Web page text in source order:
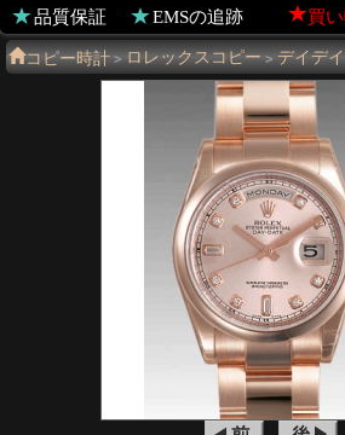
品質保証
EMSの追跡 買
コピー時計 > ロレックスコピー > デイデ